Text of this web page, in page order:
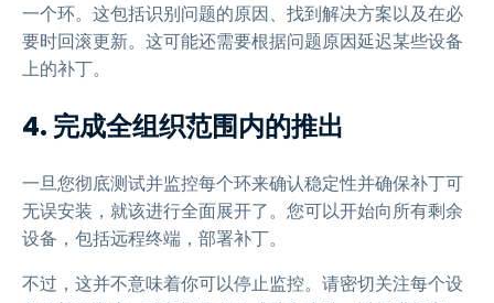
一个环。这包括识别问题的原因、找到解决方案以及在必
要时回滚更新。这可能还需要根据问题原因延迟某些设备
上的补丁。
4. 完成全组织范围内的推出
一旦您彻底测试并监控每个环来确认稳定性并确保补丁可
无误安装，就该进行全面展开了。您可以开始向所有剩余
设备，包括远程终端，部署补丁。
不过，这并不意味着你可以停止监控。请密切关注每个设